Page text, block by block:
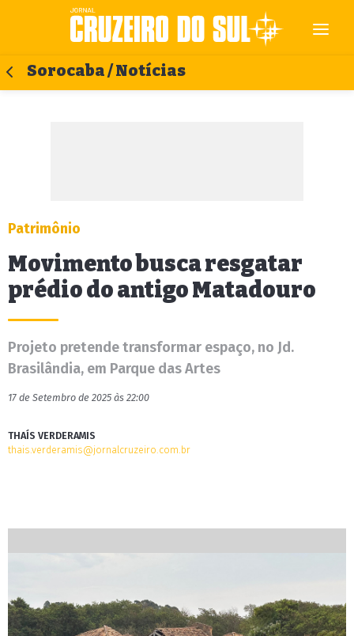
Sorocaba / Notícias
Patrimônio
Movimento busca resgatar
prédio do antigo Matadouro
Projeto pretende transformar espaço, no Jd.
Brasilândia, em Parque das Artes
17 de Setembro de 2025 às 22:00
THAÍS VERDERAMIS
thais.verderamis@jornalcruzeiro.com.br